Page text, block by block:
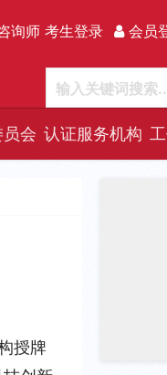
询师 考生登录 会员
会 认证服务机构
授牌